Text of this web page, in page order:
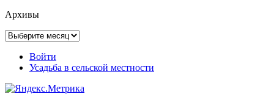
Архивы
Архивы
Войти
Усадьба в сельской местности